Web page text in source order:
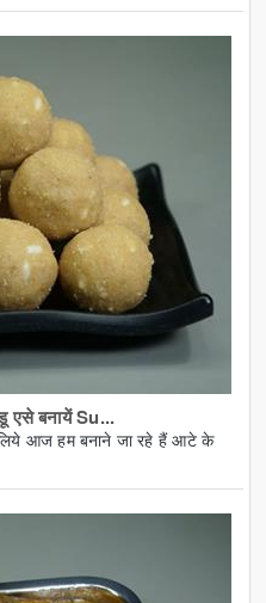
एसे बनायें Su...
लिये आज हम बनाने जा रहे हैं आटे के